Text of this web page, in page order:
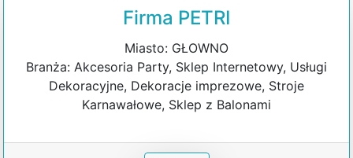
Firma PETRI
Miasto: GŁOWNO
Branża: Akcesoria Party, Sklep Internetowy, Usługi
Dekoracyjne, Dekoracje imprezowe, Stroje
Karnawałowe, Sklep z Balonami